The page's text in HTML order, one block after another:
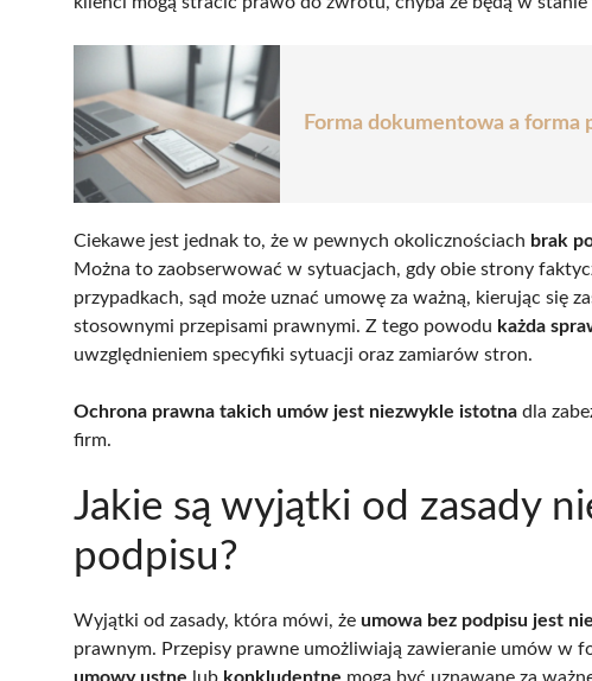
Forma dokumentowa a forma
Ciekawe jest jednak to, że w pewnych okolicznościach brak
Można to zaobserwować w sytuacjach, gdy obie strony
przypadkach, sąd może uznać umowę za ważną, kierując się
stosownymi przepisami prawnymi. Z tego powodu każda
uwzględnieniem specyfiki sytuacji oraz zamiarów stron.
Ochrona prawna takich umów jest niezwykle istotna dla
firm.
Jakie są wyjątki od zasady
podpisu?
Wyjątki od zasady, która mówi, że umowa bez podpisu jest
prawnym. Przepisy prawne umożliwiają zawieranie umów w
umowy ustne lub konkludentne mogą być uznawane za